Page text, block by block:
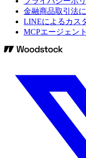
金融商品取引法
LINEによるカス
MCPエージェン